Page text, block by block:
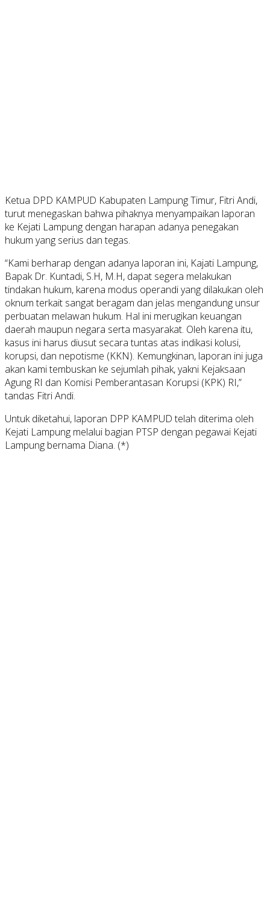
Ketua DPD KAMPUD Kabupaten Lampung Timur, Fitri Andi,
turut menegaskan bahwa pihaknya menyampaikan laporan
ke Kejati Lampung dengan harapan adanya penegakan
hukum yang serius dan tegas.
“Kami berharap dengan adanya laporan ini, Kajati Lampung,
Bapak Dr. Kuntadi, S.H, M.H, dapat segera melakukan
tindakan hukum, karena modus operandi yang dilakukan oleh
oknum terkait sangat beragam dan jelas mengandung unsur
perbuatan melawan hukum. Hal ini merugikan keuangan
daerah maupun negara serta masyarakat. Oleh karena itu,
kasus ini harus diusut secara tuntas atas indikasi kolusi,
korupsi, dan nepotisme (KKN). Kemungkinan, laporan ini juga
akan kami tembuskan ke sejumlah pihak, yakni Kejaksaan
Agung RI dan Komisi Pemberantasan Korupsi (KPK) RI,”
tandas Fitri Andi.
Untuk diketahui, laporan DPP KAMPUD telah diterima oleh
Kejati Lampung melalui bagian PTSP dengan pegawai Kejati
Lampung bernama Diana. (*)